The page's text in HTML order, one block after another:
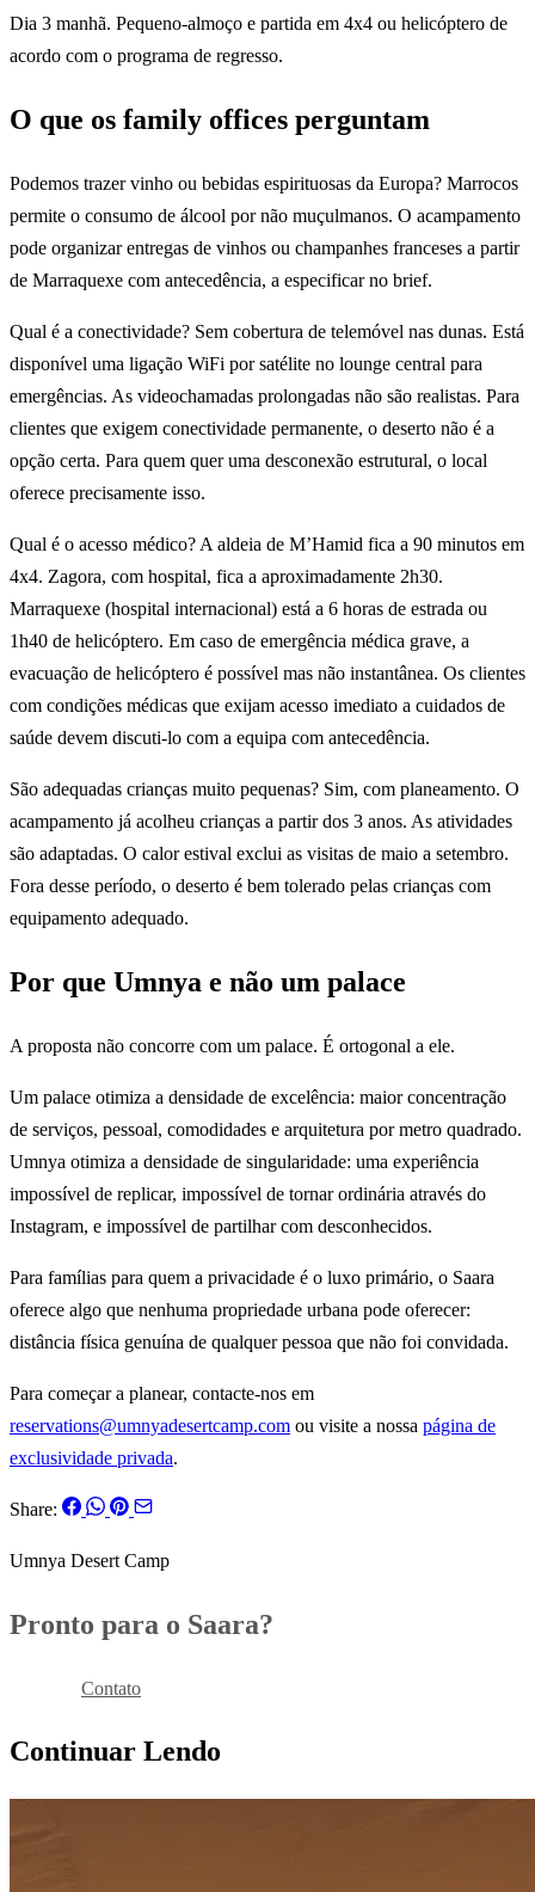
Dia 3 manhã. Pequeno-almoço e partida em 4x4 ou helicóptero de
acordo com o programa de regresso.
O que os family offices perguntam
Podemos trazer vinho ou bebidas espirituosas da Europa? Marrocos
permite o consumo de álcool por não muçulmanos. O acampamento
pode organizar entregas de vinhos ou champanhes franceses a partir
de Marraquexe com antecedência, a especificar no brief.
Qual é a conectividade? Sem cobertura de telemóvel nas dunas. Está
disponível uma ligação WiFi por satélite no lounge central para
emergências. As videochamadas prolongadas não são realistas. Para
clientes que exigem conectividade permanente, o deserto não é a
opção certa. Para quem quer uma desconexão estrutural, o local
oferece precisamente isso.
Qual é o acesso médico? A aldeia de M’Hamid fica a 90 minutos em
4x4. Zagora, com hospital, fica a aproximadamente 2h30.
Marraquexe (hospital internacional) está a 6 horas de estrada ou
1h40 de helicóptero. Em caso de emergência médica grave, a
evacuação de helicóptero é possível mas não instantânea. Os clientes
com condições médicas que exijam acesso imediato a cuidados de
saúde devem discuti-lo com a equipa com antecedência.
São adequadas crianças muito pequenas? Sim, com planeamento. O
acampamento já acolheu crianças a partir dos 3 anos. As atividades
são adaptadas. O calor estival exclui as visitas de maio a setembro.
Fora desse período, o deserto é bem tolerado pelas crianças com
equipamento adequado.
Por que Umnya e não um palace
A proposta não concorre com um palace. É ortogonal a ele.
Um palace otimiza a densidade de excelência: maior concentração
de serviços, pessoal, comodidades e arquitetura por metro quadrado.
Umnya otimiza a densidade de singularidade: uma experiência
impossível de replicar, impossível de tornar ordinária através do
Instagram, e impossível de partilhar com desconhecidos.
Para famílias para quem a privacidade é o luxo primário, o Saara
oferece algo que nenhuma propriedade urbana pode oferecer:
distância física genuína de qualquer pessoa que não foi convidada.
Para começar a planear, contacte-nos em
reservations@umnyadesertcamp.com ou visite a nossa página de
exclusividade privada.
Share:
Umnya Desert Camp
Pronto para o Saara?
Contato
Continuar Lendo